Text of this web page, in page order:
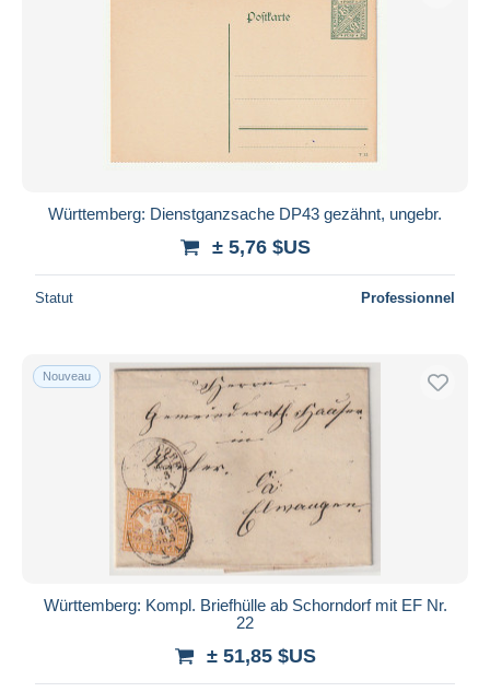
Württemberg: Dienstganzsache DP43 gezähnt, ungebr.
± 5,76 $US
Statut Professionnel
Nouveau
Württemberg: Kompl. Briefhülle ab Schorndorf mit EF Nr.
22
± 51,85 $US